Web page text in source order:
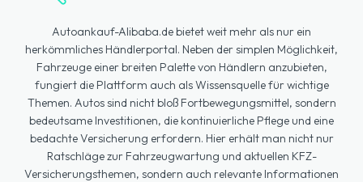
Autoankauf-Alibaba.de bietet weit mehr als nur ein
herkömmliches Händlerportal. Neben der simplen Möglichkeit,
Fahrzeuge einer breiten Palette von Händlern anzubieten,
fungiert die Plattform auch als Wissensquelle für wichtige
Themen. Autos sind nicht bloß Fortbewegungsmittel, sondern
bedeutsame Investitionen, die kontinuierliche Pflege und eine
bedachte Versicherung erfordern. Hier erhält man nicht nur
Ratschläge zur Fahrzeugwartung und aktuellen KFZ-
Versicherungsthemen, sondern auch relevante Informationen